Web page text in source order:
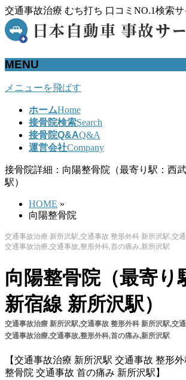
交通事故治療 むち打ち 口コミNO.1検索サ
MENU
メニューを飛ばす
ホームHome
接骨院検索Search
接骨院Q&AQ&A
運営会社Company
接骨院詳細：向陽整骨院（最寄り駅：西
駅）
HOME »
向陽整骨院
交通事故治療 新所沢駅,交通事故 整形外科 新所沢駅,交
交通事故治療,交通事故,整形外科,首の痛み,新所沢駅
向陽整骨院（最寄り
新宿線 新所沢駅）
交通事故治療 新所沢駅,交通事故 整形外科 新所沢駅,交
交通事故治療,交通事故,整形外科,首の痛み,新所沢駅
【交通事故治療 新所沢駅 交通事故 整形
整骨院 交通事故 首の痛み 新所沢駅】